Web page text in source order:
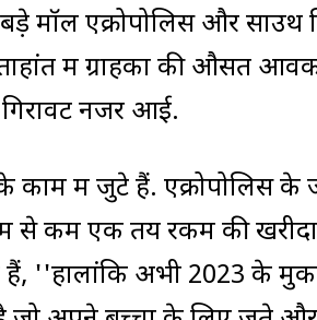
मॉल एक्रोपोलिस और साउथ
में ग्राहकों की औसत
गिरावट नजर आई.
काम में जुटे हैं. एक्रोपोलिस
एक तय रकम की
हैं, ''हालांकि अभी 2023 के